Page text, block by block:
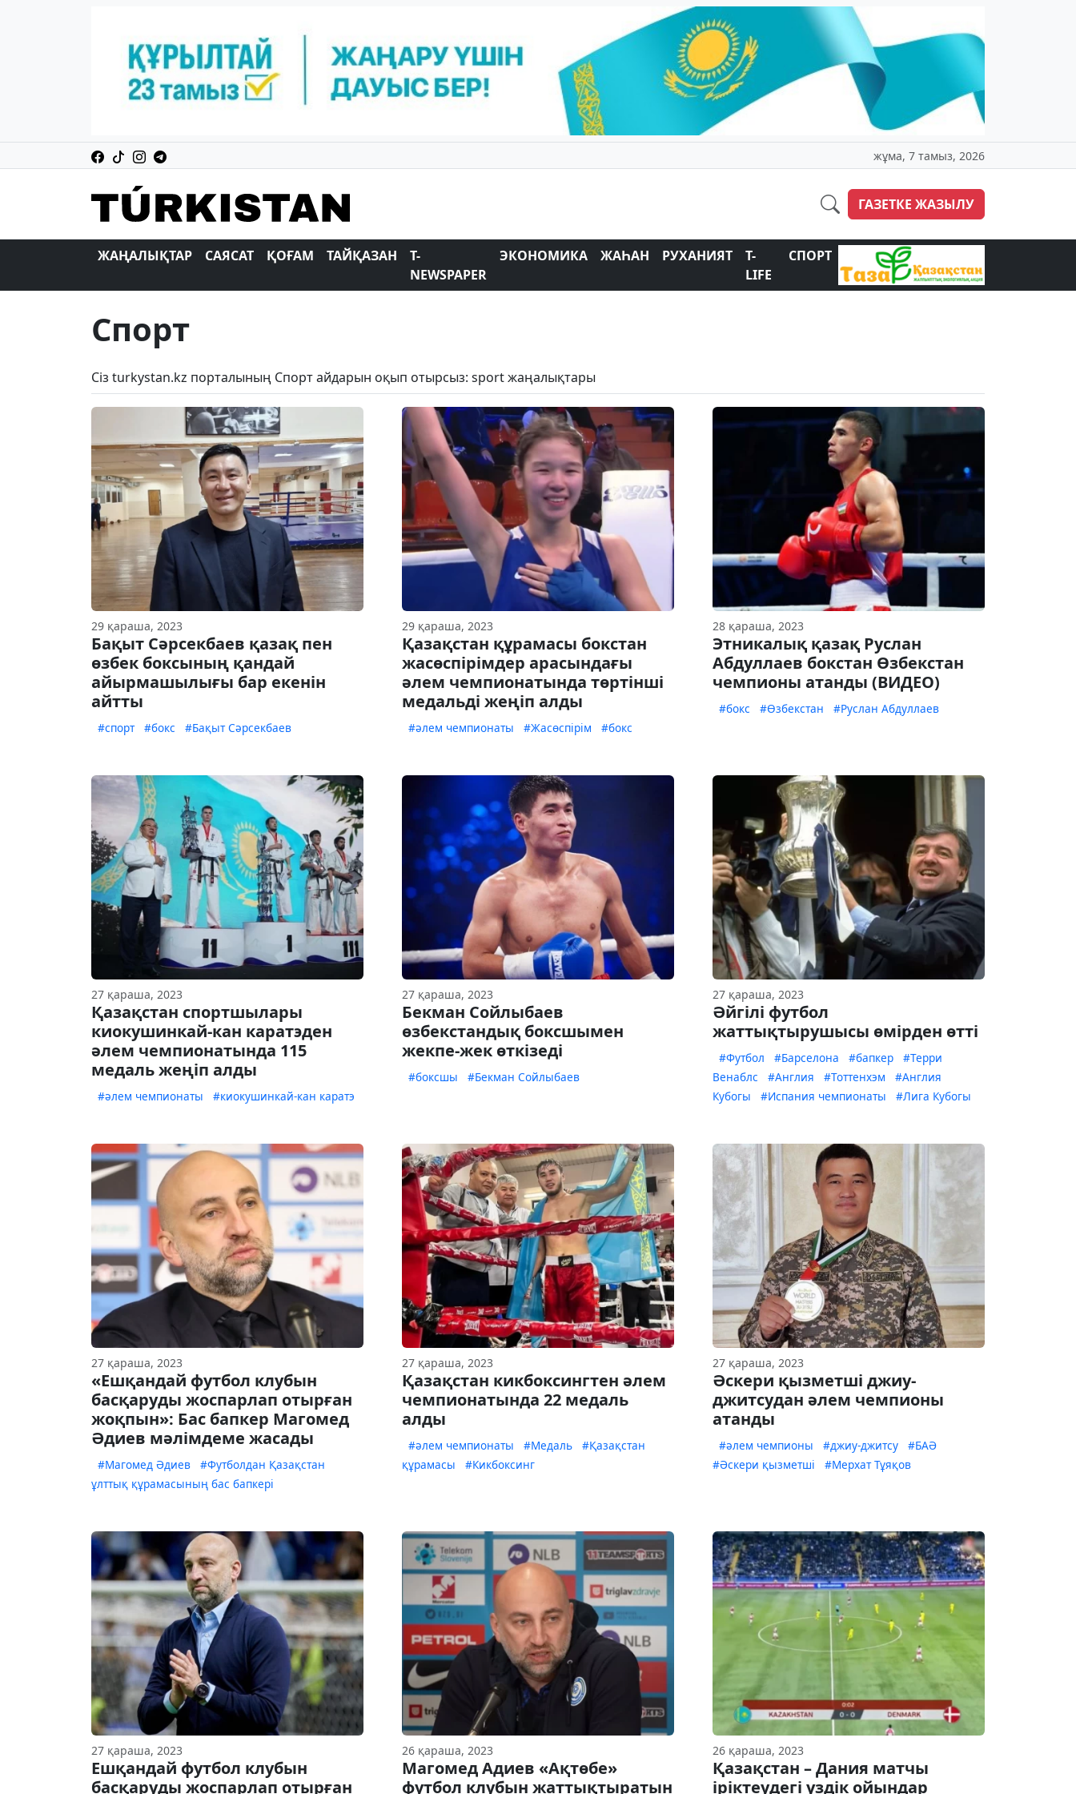
жұма, 7 тамыз, 2026
ГАЗЕТКЕ ЖАЗЫЛУ
ЖАҢАЛЫҚТАР САЯСАТ ҚОҒАМ ТАЙҚАЗАН
T-
NEWSPAPER
ЭКОНОМИКА ЖАҺАН РУХАНИЯТ
T-
LIFE
СПОРТ
Спорт
Сіз turkystan.kz порталының Спорт айдарын оқып отырсыз: sport жаңалықтары
29 қараша, 2023
Бақыт Сәрсекбаев қазақ пен
өзбек боксының қандай
айырмашылығы бар екенін
айтты
#спорт #бокс #Бақыт Сәрсекбаев
29 қараша, 2023
Қазақстан құрамасы бокстан
жасөспірімдер арасындағы
әлем чемпионатында төртінші
медальді жеңіп алды
#әлем чемпионаты #Жасөспірім #бокс
28 қараша, 2023
Этникалық қазақ Руслан
Абдуллаев бокстан Өзбекстан
чемпионы атанды (ВИДЕО)
#бокс #Өзбекстан #Руслан Абдуллаев
27 қараша, 2023
Қазақстан спортшылары
киокушинкай-кан каратэден
әлем чемпионатында 115
медаль жеңіп алды
#әлем чемпионаты #киокушинкай-кан каратэ
27 қараша, 2023
Бекман Сойлыбаев
өзбекстандық боксшымен
жекпе-жек өткізеді
#боксшы #Бекман Сойлыбаев
27 қараша, 2023
Әйгілі футбол
жаттықтырушысы өмірден өтті
#Футбол #Барселона #бапкер
#Терри
Венаблс
#Англия #Тоттенхэм
#Англия
Кубогы
#Испания чемпионаты #Лига Кубогы
27 қараша, 2023
«Ешқандай футбол клубын
басқаруды жоспарлап отырған
жоқпын»: Бас бапкер Магомед
Әдиев мәлімдеме жасады
#Магомед Әдиев
#Футболдан Қазақстан
ұлттық құрамасының бас бапкері
27 қараша, 2023
Қазақстан кикбоксингтен әлем
чемпионатында 22 медаль
алды
#әлем чемпионаты #Медаль
#Қазақстан
құрамасы
#Кикбоксинг
27 қараша, 2023
Әскери қызметші джиу-
джитсудан әлем чемпионы
атанды
#әлем чемпионы #джиу-джитсу
#БАӘ
#Әскери қызметші
#Мерхат Тұяқов
27 қараша, 2023
Ешқандай футбол клубын
басқаруды жоспарлап отырған
26 қараша, 2023
Магомед Адиев «Ақтөбе»
футбол клубын жаттықтыратын
26 қараша, 2023
Қазақстан – Дания матчы
іріктеудегі үздік ойындар